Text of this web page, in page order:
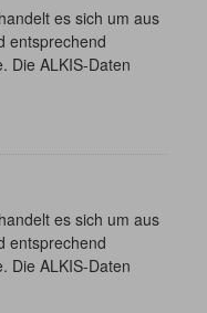
es sich um aus
entsprechend
Die ALKIS-Daten
es sich um aus
entsprechend
Die ALKIS-Daten